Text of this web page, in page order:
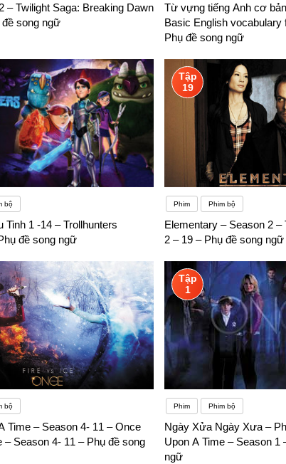
thể dẫn đến tức giận và thất vọng – trạng thái tâm lý hoàn
– Twilight Saga: Breaking Dawn
song ngữ
Từ vựng tiếng Anh cơ
Basic English vocabulary
Phụ đề song ngữ
bộ
Tinh 1 -14 – Trollhunters
đề song ngữ
Tập
19
Phim Phim bộ
Elementary – Season 2
2 – 19 – Phụ đề song ngữ
bộ
Time – Season 4- 11 – Once
– Season 4- 11 – Phụ đề song
Tập
1
Phim Phim bộ
Ngày Xửa Ngày Xưa –
Upon A Time – Season 1
ngữ